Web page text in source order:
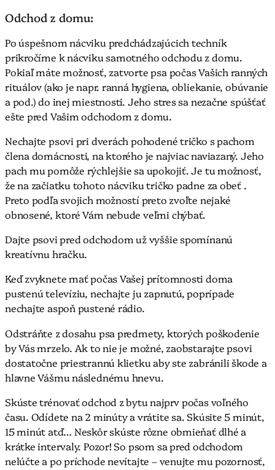
Odchod z domu:
Po úspešnom nácviku predchádzajúcich techník
prikročíme k nácviku samotného odchodu z domu.
Pokiaľ máte možnosť, zatvorte psa počas Vašich ranných
rituálov (ako je napr. ranná hygiena, obliekanie, obúvanie
a pod.) do inej miestnosti. Jeho stres sa nezačne spúšťať
ešte pred Vašim odchodom z domu.
Nechajte psovi pri dverách pohodené tričko s pachom
člena domácnosti, na ktorého je najviac naviazaný. Jeho
pach mu pomôže rýchlejšie sa upokojiť. Je tu možnosť,
že na začiatku tohoto nácviku tričko padne za obeť .
Preto podľa svojich možností preto zvoľte nejaké
obnosené, ktoré Vám nebude veľmi chýbať.
Dajte psovi pred odchodom už vyššie spomínanú
kreatívnu hračku.
Keď zvyknete mať počas Vašej prítomnosti doma
pustenú televíziu, nechajte ju zapnutú, poprípade
nechajte aspoň pustené rádio.
Odstráňte z dosahu psa predmety, ktorých poškodenie
by Vás mrzelo. Ak to nie je možné, zaobstarajte psovi
dostatočne priestrannú klietku aby ste zabránili škode a
hlavne Vášmu následnému hnevu.
Skúste trénovať odchod z bytu najprv počas voľného
času. Odídete na 2 minúty a vrátite sa. Skúsite 5 minút,
15 minút atď… Neskôr skúste rôzne obmieňať dlhé a
krátke intervaly. Pozor! So psom sa pred odchodom
nelúčte a po príchode nevítajte – venujte mu pozornosť,